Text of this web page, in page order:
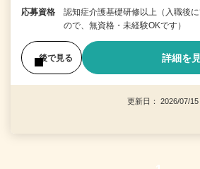
応募資格
認知症介護基礎研修以上（入職後
ので、無資格・未経験OKです）
後で見る 詳細を
更新日： 2026/07/